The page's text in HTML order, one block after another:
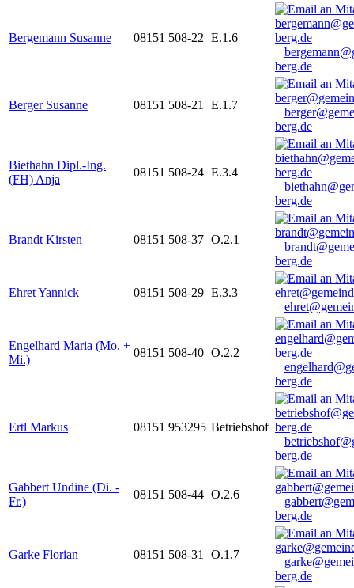
Bergemann Susanne 08151 508-22 E.1.6
berg.de
Berger Susanne 08151 508-21 E.1.7
berg.de
Biethahn Dipl.-Ing.
(FH) Anja
08151 508-24 E.3.4
berg.de
Brandt Kirsten 08151 508-37 O.2.1
berg.de
Ehret Yannick 08151 508-29 E.3.3
Engelhard Maria (Mo. +
Mi.)
08151 508-40 O.2.2
berg.de
Ertl Markus 08151 953295 Betriebshof
berg.de
Gabbert Undine (Di. -
Fr.)
08151 508-44 O.2.6
berg.de
Garke Florian 08151 508-31 O.1.7
berg.de